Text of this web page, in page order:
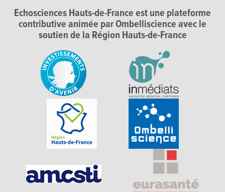
Echosciences Hauts-de-France est une plateforme
contributive animée par Ombelliscience avec le
soutien de la Région Hauts-de-France